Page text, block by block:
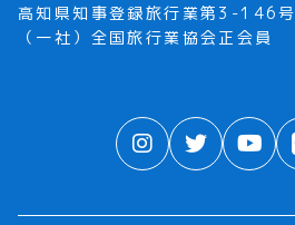
高知県知事登録旅行業第3-146号
（一社）全国旅行業協会正会員